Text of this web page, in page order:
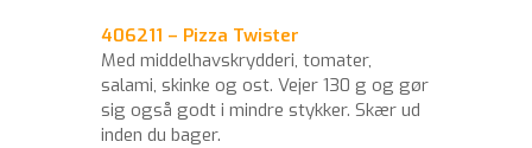
406211 – Pizza Twister
Med middelhavskrydderi, tomater,
salami, skinke og ost. Vejer 130 g og gør
sig også godt i mindre stykker. Skær ud
inden du bager.